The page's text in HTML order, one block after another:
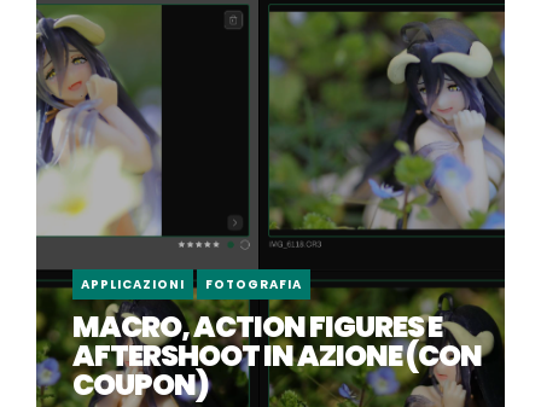
APPLICAZIONI FOTOGRAFIA
MACRO, ACTION FIGURES E
AFTERSHOOT IN AZIONE (CON
COUPON)